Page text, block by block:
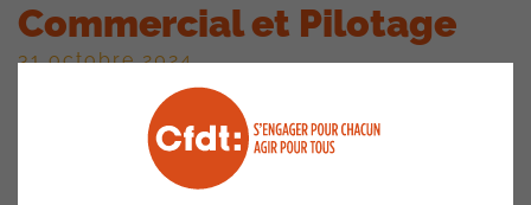
Commercial et Pilotage
31 octobre 2024